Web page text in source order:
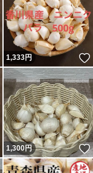
いいね！
1,333円
いいね！
1,300円